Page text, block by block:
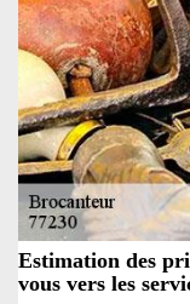
Estimation des
vous vers les